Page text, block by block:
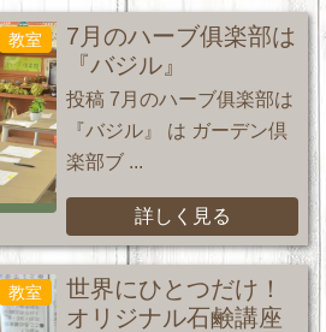
教室
7月のハーブ俱楽部は
『バジル』
投稿 7月のハーブ俱楽部は
『バジル』 は ガーデン倶
楽部ブ ...
詳しく見る
教室
世界にひとつだけ！
オリジナル石鹸講座